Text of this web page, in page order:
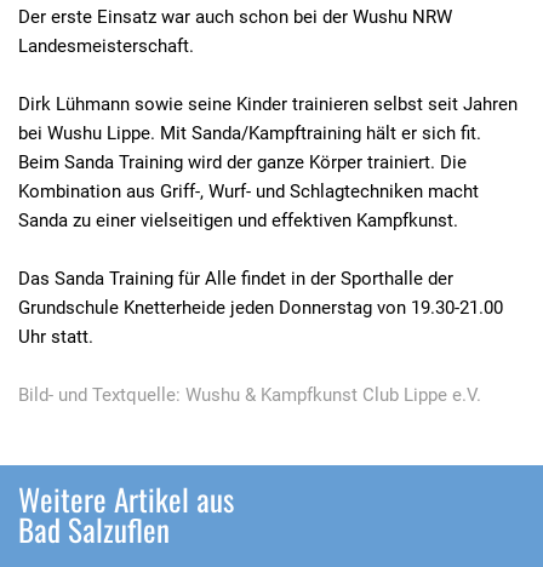
Der erste Einsatz war auch schon bei der Wushu NRW
Landesmeisterschaft.
Dirk Lühmann sowie seine Kinder trainieren selbst seit Jahren
bei Wushu Lippe. Mit Sanda/Kampftraining hält er sich fit.
Beim Sanda Training wird der ganze Körper trainiert. Die
Kombination aus Griff-, Wurf- und Schlagtechniken macht
Sanda zu einer vielseitigen und effektiven Kampfkunst.
Das Sanda Training für Alle findet in der Sporthalle der
Grundschule Knetterheide jeden Donnerstag von 19.30-21.00
Uhr statt.
Bild- und Textquelle: Wushu & Kampfkunst Club Lippe e.V.
Weitere Artikel aus
Bad Salzuflen